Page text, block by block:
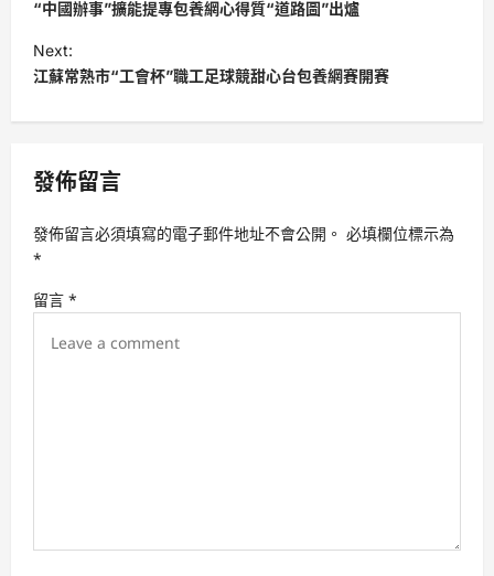
s
t
v
g
t
“中國辦事”擴能提專包養網心得質“道路圖”出爐
Next:
江蘇常熟市“工會杯”職工足球競甜心台包養網賽開賽
發佈留言
發佈留言必須填寫的電子郵件地址不會公開。 必填欄位標示為
*
留言 *